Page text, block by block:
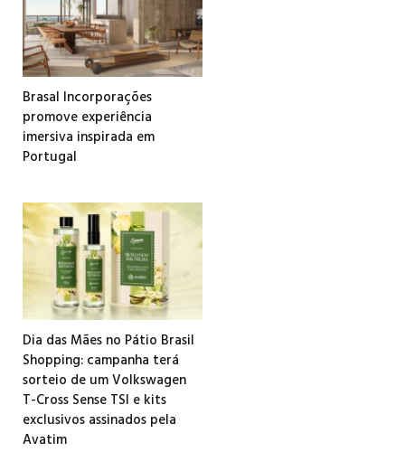
Brasal Incorporações
promove experiência
imersiva inspirada em
Portugal
Dia das Mães no Pátio Brasil
Shopping: campanha terá
sorteio de um Volkswagen
T-Cross Sense TSI e kits
exclusivos assinados pela
Avatim